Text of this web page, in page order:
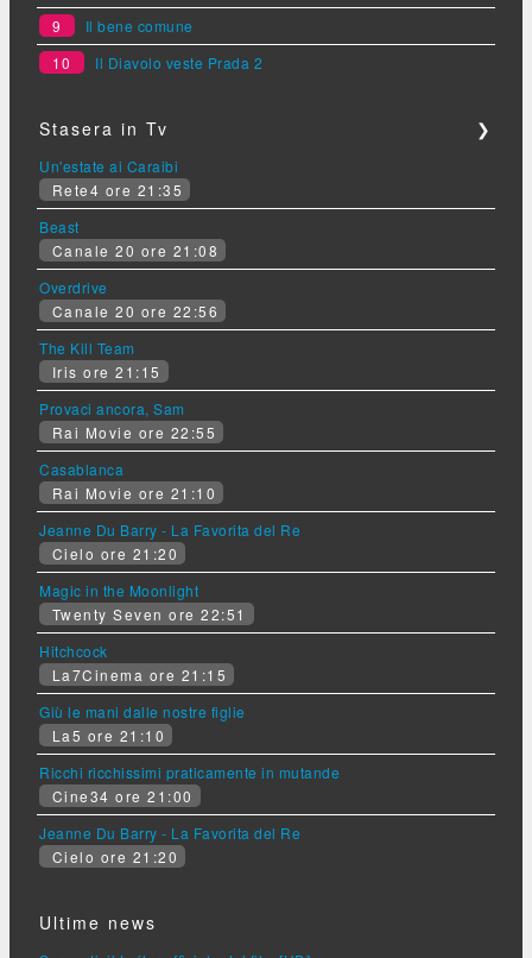
9
Il bene comune
10
Il Diavolo veste Prada 2
Stasera in Tv ❯
Un'estate ai Caraibi
Rete4 ore 21:35
Beast
Canale 20 ore 21:08
Overdrive
Canale 20 ore 22:56
The Kill Team
Iris ore 21:15
Provaci ancora, Sam
Rai Movie ore 22:55
Casablanca
Rai Movie ore 21:10
Jeanne Du Barry - La Favorita del Re
Cielo ore 21:20
Magic in the Moonlight
Twenty Seven ore 22:51
Hitchcock
La7Cinema ore 21:15
Giù le mani dalle nostre figlie
La5 ore 21:10
Ricchi ricchissimi praticamente in mutande
Cine34 ore 21:00
Jeanne Du Barry - La Favorita del Re
Cielo ore 21:20
Ultime news